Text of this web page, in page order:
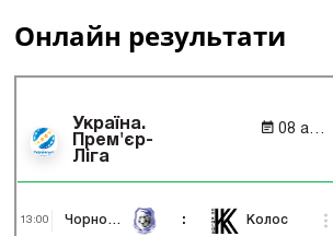
Онлайн результати